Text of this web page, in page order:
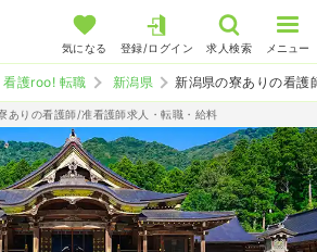
気になる 登録/ログイン 求人検索 メニュー
看護roo! 転職 新潟県 新潟県の寮ありの看護
ありの看護師/准看護師求人・転職・給料